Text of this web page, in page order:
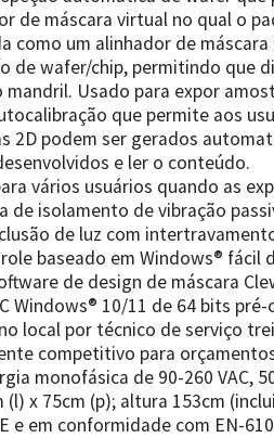
de máscara virtual no qual o
como um alinhador de
de wafer/chip, permitindo que
mandril. Usado para expor
que permite aos
2D podem ser gerados
e ler o conteúdo.
vários usuários quando as
de isolamento de vibração
de luz com
baseado em Windows® fácil
de design de máscara
Windows® 10/11 de 64 bits
local por técnico de serviço
competitivo para
monofásica de 90-260 VAC,
(l) x 75cm (p); altura 153cm
e em conformidade com EN-